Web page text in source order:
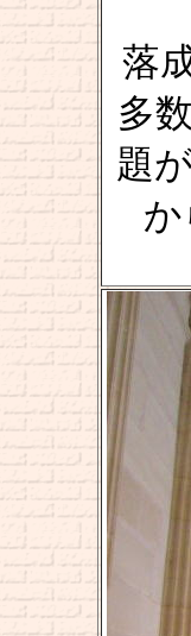
落
多
題